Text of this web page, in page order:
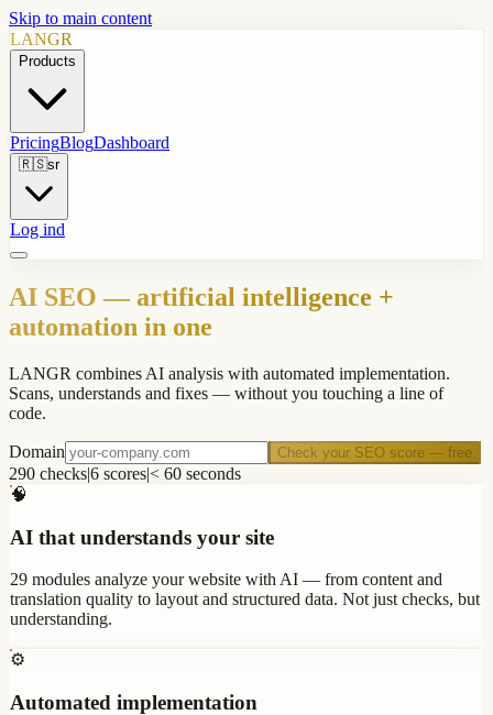
Skip to main content
LANGR
Products
PricingBlogDashboard
🇷🇸sr
Log ind
AI SEO — artificial intelligence +
automation in one
LANGR combines AI analysis with automated implementation.
Scans, understands and fixes — without you touching a line of
code.
Domain Check your SEO score — free
290 checks|6 scores|< 60 seconds
🧠
AI that understands your site
29 modules analyze your website with AI — from content and
translation quality to layout and structured data. Not just checks, but
understanding.
⚙️
Automated implementation